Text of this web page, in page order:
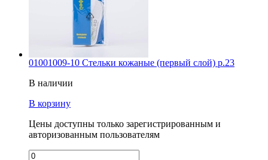
01001009-10 Стельки кожаные (первый слой) р.23
В наличии
В корзину
Цены доступны только зарегистрированным и
авторизованным пользователям